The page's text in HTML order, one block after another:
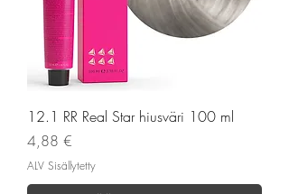
12.1 RR Real Star hiusväri 100 ml
Hinta
4,88 €
ALV Sisällytetty